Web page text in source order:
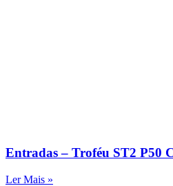
Entradas – Troféu ST2 P50
Ler Mais »